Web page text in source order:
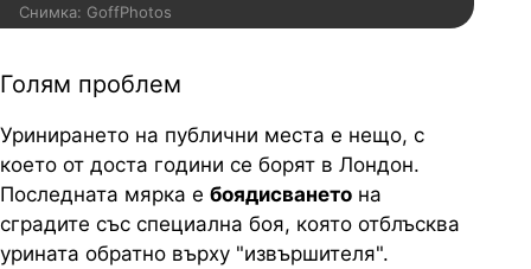
Снимка: GoffPhotos
Голям проблем
Уринирането на публични места е нещо, с
което от доста години се борят в Лондон.
Последната мярка е боядисването на
сградите със специална боя, която отблъсква
урината обратно върху "извършителя".